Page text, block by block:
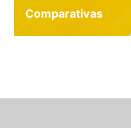
Comparativas